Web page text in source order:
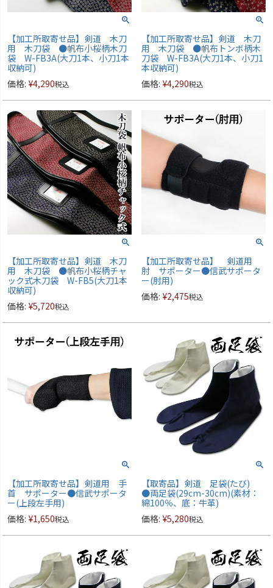
【加工所取寄せ品】剣道 木刀
用 木刀袋 ●帆布小桜柄木刀
袋 W-FB3A(大刀1本、小刀1本
収納可)
価格: ¥4,290税込
【加工所取寄せ品】剣道 木刀
用 木刀袋 ●帆布トンボ柄木
刀袋 W-FB3A(大刀1本、小刀1
本収納可)
価格: ¥4,290税込
【加工所取寄せ品】剣道 木刀
用 木刀袋 ●帆布小桜柄チャ
ック式木刀袋 W-FB5(大刀1本
収納可)
価格: ¥5,720税込
【加工所取寄せ品】 剣道用
肘 サポーター●信武サポータ
ー(肘用)
価格: ¥2,475税込
【加工所取寄せ品】剣道用 手
首 サポーター●信武サポータ
ー(上段左手用)
価格: ¥1,650税込
【取寄品】剣道 足袋(たび)
●両足袋(29cm-30cm)(素材：
綿100％、底：牛革)
価格: ¥5,280税込